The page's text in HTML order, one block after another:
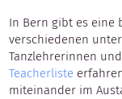
In Bern gibt es eine
verschiedenen
Tanzlehrerinnen
Teacherliste
miteinander im